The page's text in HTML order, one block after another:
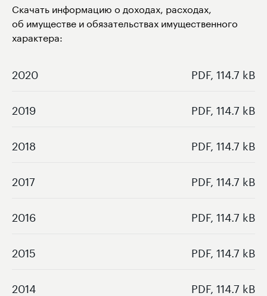
Скачать информацию о доходах, расходах,
об имуществе и обязательствах имущественного
характера:
2020 PDF, 114.7 kB
2019 PDF, 114.7 kB
2018 PDF, 114.7 kB
2017 PDF, 114.7 kB
2016 PDF, 114.7 kB
2015 PDF, 114.7 kB
2014 PDF, 114.7 kB